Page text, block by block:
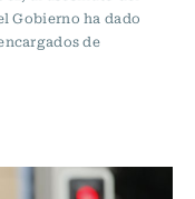
Gobierno ha dado
de